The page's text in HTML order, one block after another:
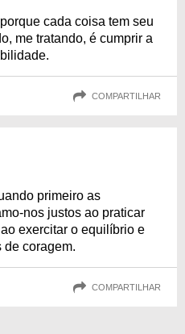
cada coisa tem seu
me tratando, é cumprir a
COMPARTILHAR
primeiro as
nos justos ao praticar
exercitar o equilíbrio e
de coragem.
COMPARTILHAR